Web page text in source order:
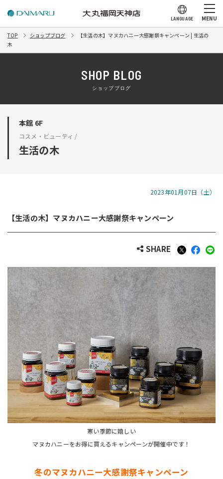
LANGUAGE MENU
TOP ショップブログ
【生活の木】マヌカハニー大感謝祭キャンペーン | 生活の
木
SHOP BLOG
ショップブログ
本館 6F
コスメ・ビューティ /
生活の木
2023年01月07日（土）
【生活の木】マヌカハニー大感謝祭キャンペーン
SHARE
寒い季節に嬉しい
マヌカハニーをお得に買えるキャンペーンが開催中です！
冬のマヌカハニー大感謝祭キャンペーン